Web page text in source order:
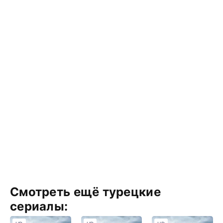
Смотреть ещё турецкие
сериалы: